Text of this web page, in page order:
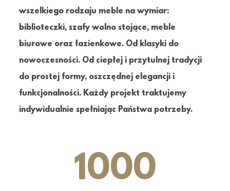
wszelkiego rodzaju meble na wymiar:
biblioteczki, szafy wolno stojące, meble
biurowe oraz łazienkowe. Od klasyki do
nowoczesności. Od ciepłej i przytulnej tradycji
do prostej formy, oszczędnej elegancji i
funkcjonalności. Każdy projekt traktujemy
indywidualnie spełniając Państwa potrzeby.
1000